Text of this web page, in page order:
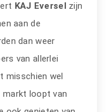
KAJ Eversel zijn
aan de
dan weer
van allerlei
misschien wel
markt loopt van